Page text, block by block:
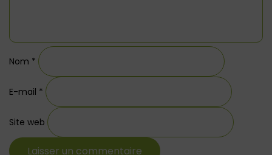
Nom *
E-mail *
Site web